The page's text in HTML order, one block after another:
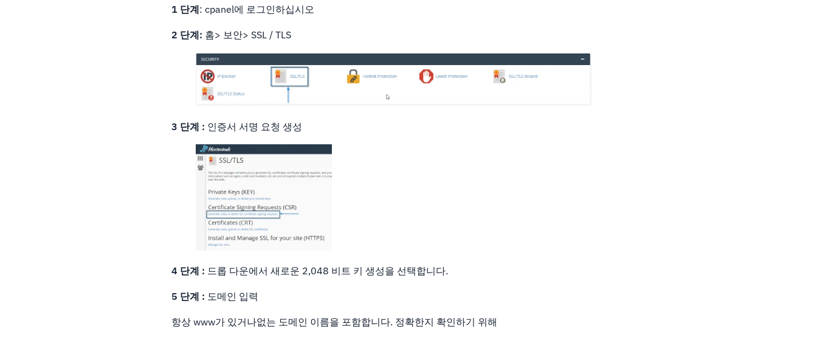
1 단계: cpanel에 로그인하십시오
2 단계: 홈> 보안> SSL / TLS
3 단계 : 인증서 서명 요청 생성
4 단계 : 드롭 다운에서 새로운 2,048 비트 키 생성을 선택합니다.
5 단계 : 도메인 입력
항상 www가 있거나없는 도메인 이름을 포함합니다. 정확한지 확인하기 위해